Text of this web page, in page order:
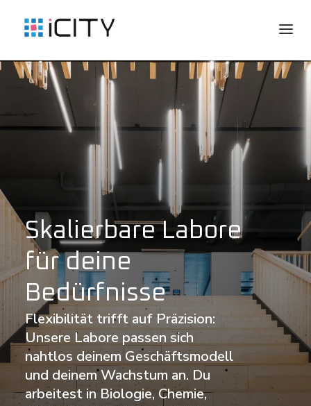
Skalierbare Labore
für deine
Bedürfnisse
Flexibilität trifft auf Präzision:
Unsere Labore passen sich
nahtlos deinem Geschäftsmodell
und deinem Wachstum an. Du
arbeitest in Biologie, Chemie,